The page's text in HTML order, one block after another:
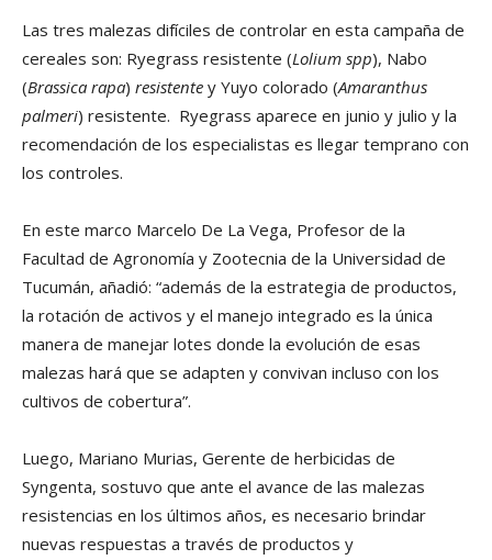
Las tres malezas difíciles de controlar en esta campaña de
cereales son: Ryegrass resistente (Lolium spp), Nabo
(Brassica rapa) resistente y Yuyo colorado (Amaranthus
palmeri) resistente. Ryegrass aparece en junio y julio y la
recomendación de los especialistas es llegar temprano con
los controles.
En este marco Marcelo De La Vega, Profesor de la
Facultad de Agronomía y Zootecnia de la Universidad de
Tucumán, añadió: “además de la estrategia de productos,
la rotación de activos y el manejo integrado es la única
manera de manejar lotes donde la evolución de esas
malezas hará que se adapten y convivan incluso con los
cultivos de cobertura”.
Luego, Mariano Murias, Gerente de herbicidas de
Syngenta, sostuvo que ante el avance de las malezas
resistencias en los últimos años, es necesario brindar
nuevas respuestas a través de productos y